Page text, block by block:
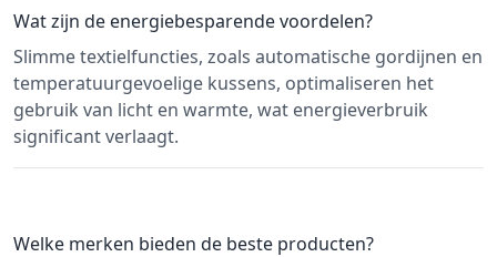
Wat zijn de energiebesparende voordelen?
Slimme textielfuncties, zoals automatische gordijnen en
temperatuurgevoelige kussens, optimaliseren het
gebruik van licht en warmte, wat energieverbruik
significant verlaagt.
Welke merken bieden de beste producten?